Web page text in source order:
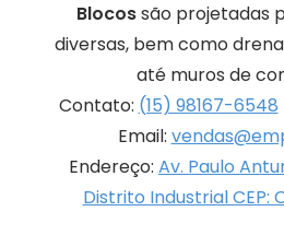
Blocossão projetadas
diversas, bem como
até muros de
Contato: (15) 98167-6548
Email:
Endereço: Av. Paulo
Distrito Industrial CEP: